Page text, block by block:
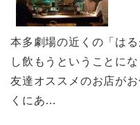
本多劇場の近くの「は
し飲もうということに
友達オススメのお店が
くにあ…